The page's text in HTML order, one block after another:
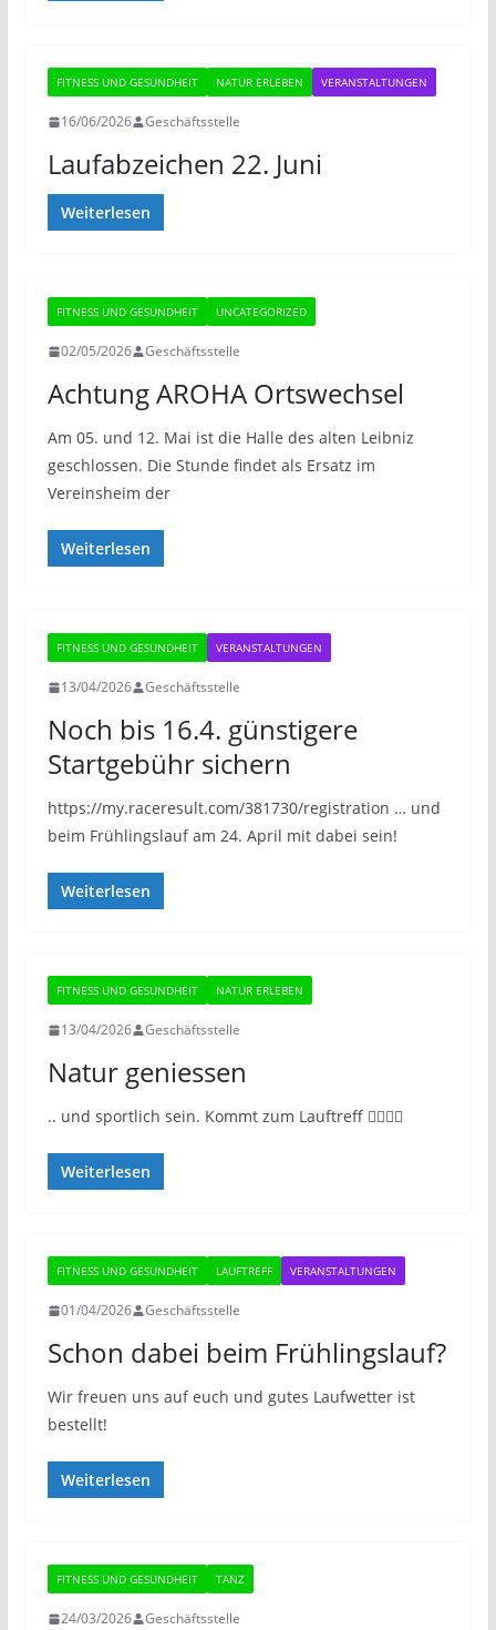
FITNESS UND GESUNDHEIT NATUR ERLEBEN VERANSTALTUNGEN
16/06/2026 Geschäftsstelle
Laufabzeichen 22. Juni
Weiterlesen
FITNESS UND GESUNDHEIT UNCATEGORIZED
02/05/2026 Geschäftsstelle
Achtung AROHA Ortswechsel
Am 05. und 12. Mai ist die Halle des alten Leibniz
geschlossen. Die Stunde findet als Ersatz im
Vereinsheim der
Weiterlesen
FITNESS UND GESUNDHEIT VERANSTALTUNGEN
13/04/2026 Geschäftsstelle
Noch bis 16.4. günstigere
Startgebühr sichern
https://my.raceresult.com/381730/registration … und
beim Frühlingslauf am 24. April mit dabei sein!
Weiterlesen
FITNESS UND GESUNDHEIT NATUR ERLEBEN
13/04/2026 Geschäftsstelle
Natur geniessen
.. und sportlich sein. Kommt zum Lauftreff 🏃‍♀️🏃‍♂️
Weiterlesen
FITNESS UND GESUNDHEIT LAUFTREFF VERANSTALTUNGEN
01/04/2026 Geschäftsstelle
Schon dabei beim Frühlingslauf?
Wir freuen uns auf euch und gutes Laufwetter ist
bestellt!
Weiterlesen
FITNESS UND GESUNDHEIT TANZ
24/03/2026 Geschäftsstelle